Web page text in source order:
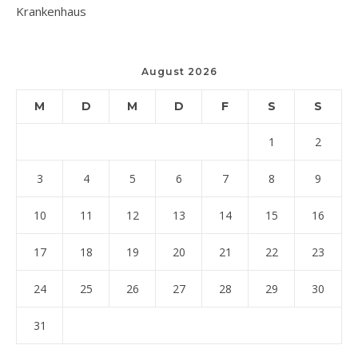
Krankenhaus
August 2026
M D M D F S S
1 2
3 4 5 6 7 8 9
10 11 12 13 14 15 16
17 18 19 20 21 22 23
24 25 26 27 28 29 30
31